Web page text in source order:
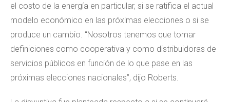
el costo de la energía en particular, si se ratifica el actual
modelo económico en las próximas elecciones o si se
produce un cambio. “Nosotros tenemos que tomar
definiciones como cooperativa y como distribuidoras de
servicios públicos en función de lo que pase en las
próximas elecciones nacionales”, dijo Roberts.